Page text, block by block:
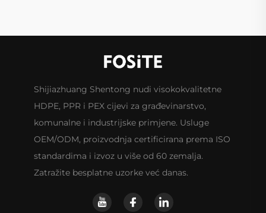
Shijiazhuang Shentong nudi visokokvalitetne
HDPE, PPR i PEX cijevi za građevinarstvo,
komunalne i industrijske primjene. Usluge
OEM/ODM, proizvodnja certificirana prema ISO
standardima i izvoz u više od 60 zemalja.
Zatražite besplatne uzorke već danas.